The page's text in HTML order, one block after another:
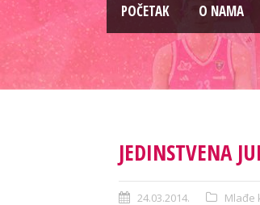
PОČETAK O NAMA
JEDINSTVENA
24.03.2014. Mlađe